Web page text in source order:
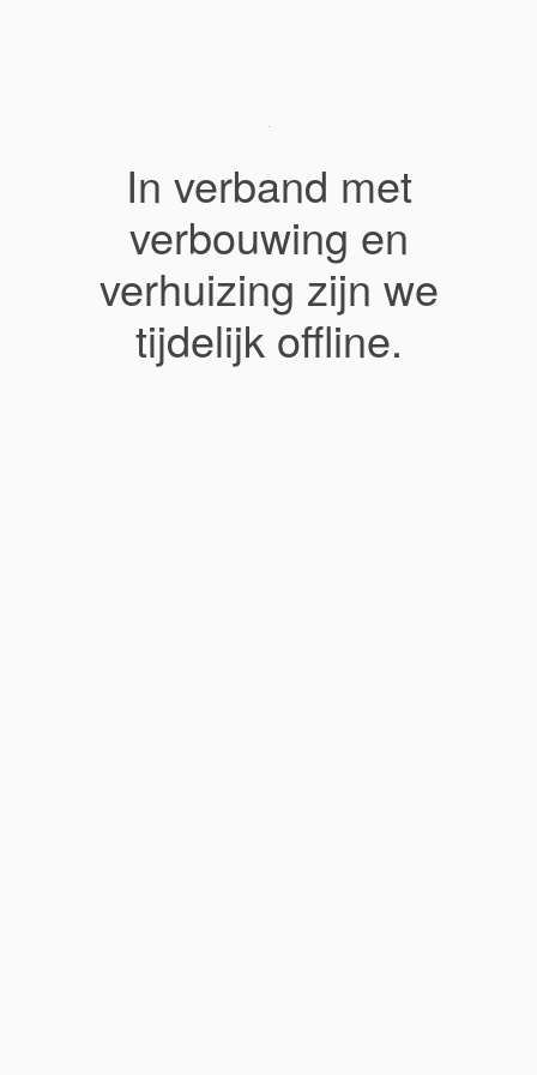
In verband met
verbouwing en
verhuizing zijn we
tijdelijk offline.